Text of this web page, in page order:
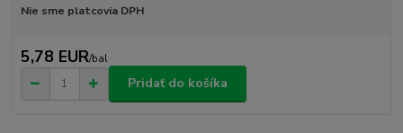
Nie sme platcovia DPH
5,78 EUR/bal
Pridať do košíka